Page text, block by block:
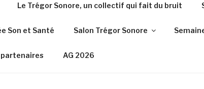
Le Trégor Sonore, un collectif qui fait du bruit
Son et Santé Salon Trégor Sonore
partenaires AG 2026